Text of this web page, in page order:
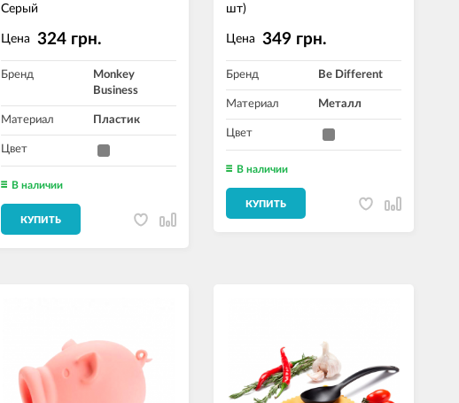
Серый
Цена 324 грн.
Бренд
Monkey
Business
Материал Пластик
Цвет
В наличии
КУПИТЬ
шт)
Цена 349 грн.
Бренд Be Different
Материал Металл
Цвет
В наличии
КУПИТЬ